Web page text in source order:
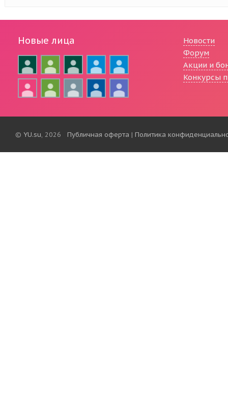
Новые лица
Новости
Форум
Акции и
Конкурсы
© YU.su, 2026 Публичная оферта | Политика